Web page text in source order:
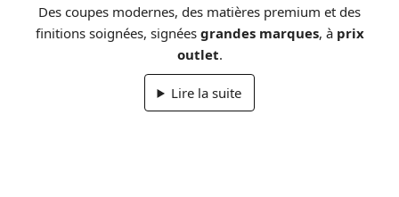
Des coupes modernes, des matières premium et des
finitions soignées, signées grandes marques, à prix
outlet.
Lire la suite